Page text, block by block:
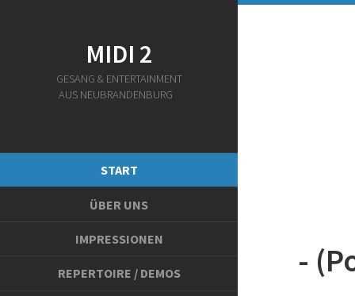
MIDI 2
GESANG & ENTERTAINMENT
AUS NEUBRANDENBURG
START
ÜBER UNS
IMPRESSIONEN
REPERTOIRE / DEMOS -